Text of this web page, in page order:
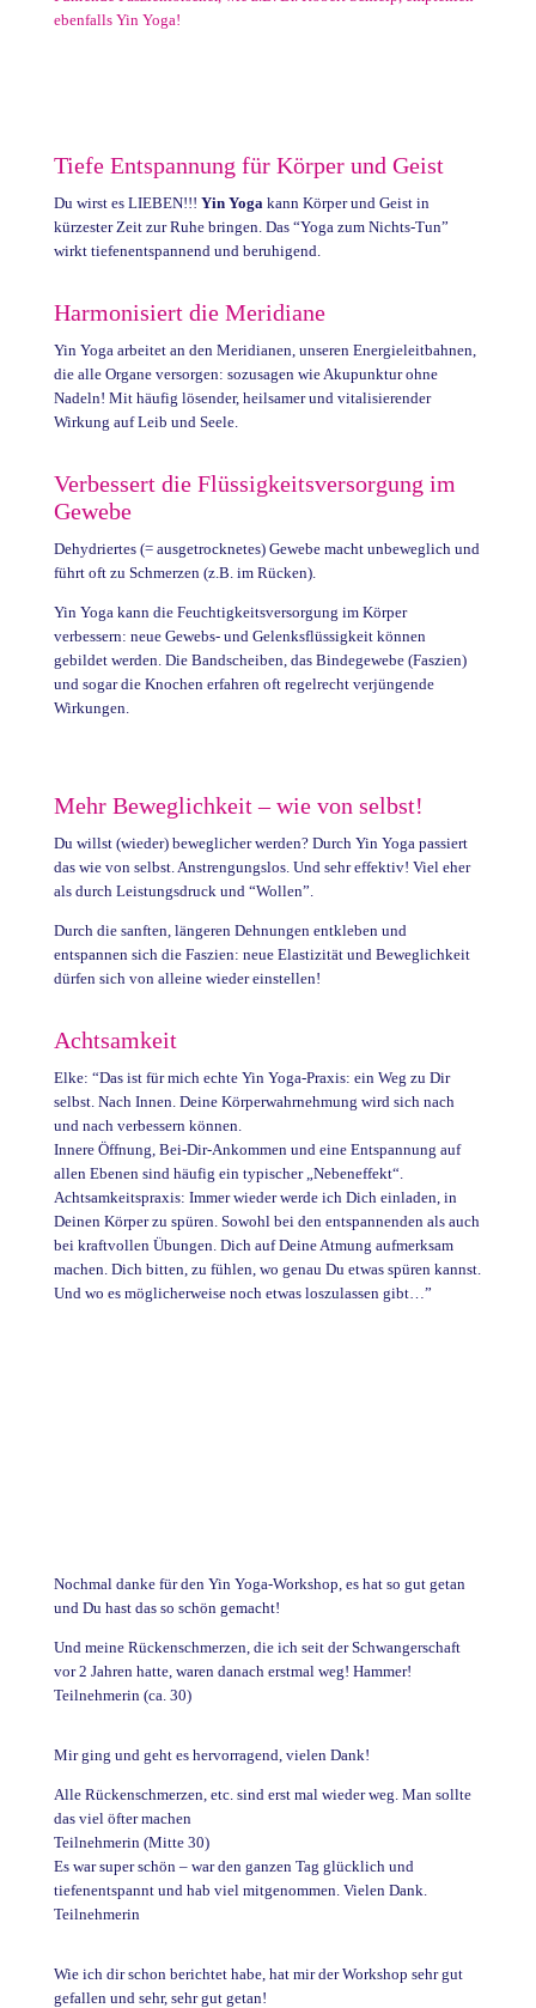
ebenfalls Yin Yoga!
Tiefe Entspannung für Körper und Geist
Du wirst es LIEBEN!!! Yin Yoga kann Körper und Geist in
kürzester Zeit zur Ruhe bringen. Das “Yoga zum Nichts-Tun”
wirkt tiefenentspannend und beruhigend.
Harmonisiert die Meridiane
Yin Yoga arbeitet an den Meridianen, unseren Energieleitbahnen,
die alle Organe versorgen: sozusagen wie Akupunktur ohne
Nadeln! Mit häufig lösender, heilsamer und vitalisierender
Wirkung auf Leib und Seele.
Verbessert die Flüssigkeitsversorgung im
Gewebe
Dehydriertes (= ausgetrocknetes) Gewebe macht unbeweglich und
führt oft zu Schmerzen (z.B. im Rücken).
Yin Yoga kann die Feuchtigkeitsversorgung im Körper
verbessern: neue Gewebs- und Gelenksflüssigkeit können
gebildet werden. Die Bandscheiben, das Bindegewebe (Faszien)
und sogar die Knochen erfahren oft regelrecht verjüngende
Wirkungen.
Mehr Beweglichkeit – wie von selbst!
Du willst (wieder) beweglicher werden? Durch Yin Yoga passiert
das wie von selbst. Anstrengungslos. Und sehr effektiv! Viel eher
als durch Leistungsdruck und “Wollen”.
Durch die sanften, längeren Dehnungen entkleben und
entspannen sich die Faszien: neue Elastizität und Beweglichkeit
dürfen sich von alleine wieder einstellen!
Achtsamkeit
Elke: “Das ist für mich echte Yin Yoga-Praxis: ein Weg zu Dir
selbst. Nach Innen. Deine Körperwahrnehmung wird sich nach
und nach verbessern können.
Innere Öffnung, Bei-Dir-Ankommen und eine Entspannung auf
allen Ebenen sind häufig ein typischer „Nebeneffekt“.
Achtsamkeitspraxis: Immer wieder werde ich Dich einladen, in
Deinen Körper zu spüren. Sowohl bei den entspannenden als auch
bei kraftvollen Übungen. Dich auf Deine Atmung aufmerksam
machen. Dich bitten, zu fühlen, wo genau Du etwas spüren kannst.
Und wo es möglicherweise noch etwas loszulassen gibt…”
Nochmal danke für den Yin Yoga-Workshop, es hat so gut getan
und Du hast das so schön gemacht!
Und meine Rückenschmerzen, die ich seit der Schwangerschaft
vor 2 Jahren hatte, waren danach erstmal weg! Hammer!
Teilnehmerin (ca. 30)
Mir ging und geht es hervorragend, vielen Dank!
Alle Rückenschmerzen, etc. sind erst mal wieder weg. Man sollte
das viel öfter machen
Teilnehmerin (Mitte 30)
Es war super schön – war den ganzen Tag glücklich und
tiefenentspannt und hab viel mitgenommen. Vielen Dank.
Teilnehmerin
Wie ich dir schon berichtet habe, hat mir der Workshop sehr gut
gefallen und sehr, sehr gut getan!